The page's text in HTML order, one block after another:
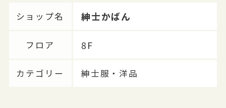
ショップ名 紳士かばん
フロア 8F
カテゴリー 紳士服・洋品